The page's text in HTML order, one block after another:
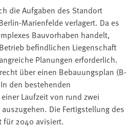
die Aufgaben des Standort
Marienfelde verlagert. Da es
Bauvorhaben handelt,
befindlichen Liegenschaft
Planungen erforderlich.
über einen Bebauungsplan (B-
den bestehenden
Laufzeit von rund zwei
Die Fertigstellung des
für 2040 avisiert.